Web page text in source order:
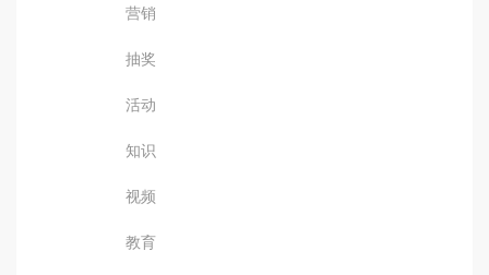
营销
抽奖
活动
知识
视频
教育